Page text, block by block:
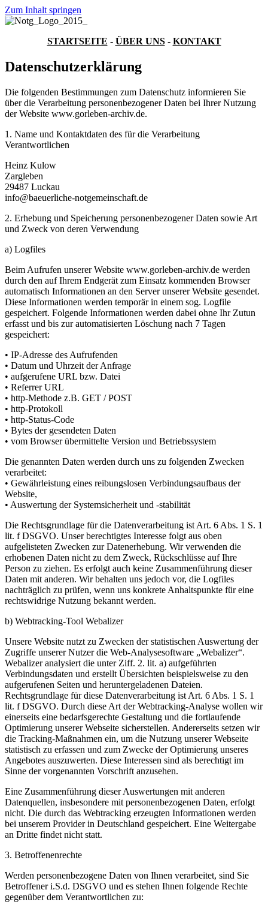
Zum Inhalt springen
STARTSEITE - ÜBER UNS- KONTAKT
Datenschutzerklärung
Die folgenden Bestimmungen zum Datenschutz informieren Sie
über die Verarbeitung personenbezogener Daten bei Ihrer Nutzung
der Website www.gorleben-archiv.de.
1. Name und Kontaktdaten des für die Verarbeitung
Verantwortlichen
Heinz Kulow
Zargleben
29487 Luckau
info@baeuerliche-notgemeinschaft.de
2. Erhebung und Speicherung personenbezogener Daten sowie Art
und Zweck von deren Verwendung
a) Logfiles
Beim Aufrufen unserer Website www.gorleben-archiv.de werden
durch den auf Ihrem Endgerät zum Einsatz kommenden Browser
automatisch Informationen an den Server unserer Website gesendet.
Diese Informationen werden temporär in einem sog. Logfile
gespeichert. Folgende Informationen werden dabei ohne Ihr Zutun
erfasst und bis zur automatisierten Löschung nach 7 Tagen
gespeichert:
• IP-Adresse des Aufrufenden
• Datum und Uhrzeit der Anfrage
• aufgerufene URL bzw. Datei
• Referrer URL
• http-Methode z.B. GET / POST
• http-Protokoll
• http-Status-Code
• Bytes der gesendeten Daten
• vom Browser übermittelte Version und Betriebssystem
Die genannten Daten werden durch uns zu folgenden Zwecken
verarbeitet:
• Gewährleistung eines reibungslosen Verbindungsaufbaus der
Website,
• Auswertung der Systemsicherheit und -stabilität
Die Rechtsgrundlage für die Datenverarbeitung ist Art. 6 Abs. 1 S. 1
lit. f DSGVO. Unser berechtigtes Interesse folgt aus oben
aufgelisteten Zwecken zur Datenerhebung. Wir verwenden die
erhobenen Daten nicht zu dem Zweck, Rückschlüsse auf Ihre
Person zu ziehen. Es erfolgt auch keine Zusammenführung dieser
Daten mit anderen. Wir behalten uns jedoch vor, die Logfiles
nachträglich zu prüfen, wenn uns konkrete Anhaltspunkte für eine
rechtswidrige Nutzung bekannt werden.
b) Webtracking-Tool Webalizer
Unsere Website nutzt zu Zwecken der statistischen Auswertung der
Zugriffe unserer Nutzer die Web-Analysesoftware „Webalizer“.
Webalizer analysiert die unter Ziff. 2. lit. a) aufgeführten
Verbindungsdaten und erstellt Übersichten beispielsweise zu den
aufgerufenen Seiten und heruntergeladenen Dateien.
Rechtsgrundlage für diese Datenverarbeitung ist Art. 6 Abs. 1 S. 1
lit. f DSGVO. Durch diese Art der Webtracking-Analyse wollen wir
einerseits eine bedarfsgerechte Gestaltung und die fortlaufende
Optimierung unserer Webseite sicherstellen. Andererseits setzen wir
die Tracking-Maßnahmen ein, um die Nutzung unserer Webseite
statistisch zu erfassen und zum Zwecke der Optimierung unseres
Angebotes auszuwerten. Diese Interessen sind als berechtigt im
Sinne der vorgenannten Vorschrift anzusehen.
Eine Zusammenführung dieser Auswertungen mit anderen
Datenquellen, insbesondere mit personenbezogenen Daten, erfolgt
nicht. Die durch das Webtracking erzeugten Informationen werden
bei unserem Provider in Deutschland gespeichert. Eine Weitergabe
an Dritte findet nicht statt.
3. Betroffenenrechte
Werden personenbezogene Daten von Ihnen verarbeitet, sind Sie
Betroffener i.S.d. DSGVO und es stehen Ihnen folgende Rechte
gegenüber dem Verantwortlichen zu: